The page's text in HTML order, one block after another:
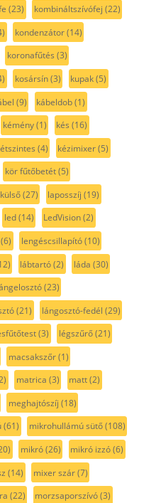
(23) kombináltszívófej (22)
kondenzátor(14)
koronafűtés (3)
kosársín(3) kupak(5)
(9) kábeldob(1)
kémény(1) kés (16)
(4) kézimixer(5)
kör fűtőbetét(5)
külső(27) laposszíj (19)
led(14) LedVision(2)
(6) lengéscsillapító(10)
lábtartó(2) láda (30)
(23)
(21) lángosztó-fedél (29)
(3) légszűrő(21)
macsakszőr(1)
matrica (3) matt(2)
meghajtószíj (18)
(61) mikrohullámú sütő(108)
mikró(26) mikró izzó(6)
(14) mixer szár(7)
(22) morzsaporszívó(3)